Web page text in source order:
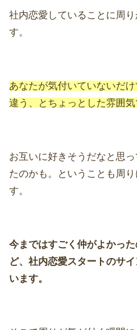
社内恋愛していることに周
す。
あなたが気付いていないだ
違う、とちょっとした雰囲
お互いに好きそうだなと思
たのかも。ということも周
す。
今まではすごく仲がよかっ
ど、社内恋愛スタートのサ
います。